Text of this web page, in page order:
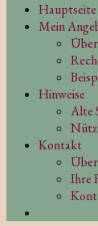
Hauptseite
Mein
Hinweise
Alte
Kontakt
Ihre